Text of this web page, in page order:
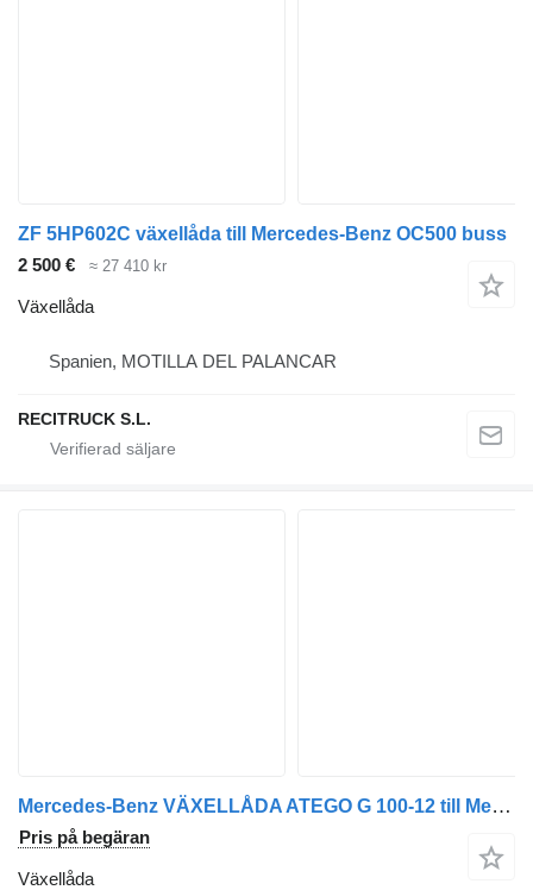
ZF 5HP602C växellåda till Mercedes-Benz OC500 buss
2 500 €
≈ 27 410 kr
Växellåda
Spanien, MOTILLA DEL PALANCAR
RECITRUCK S.L.
Mercedes-Benz VÄXELLÅDA ATEGO G 100-12 till Mercedes-Benz ATEGO 2 lastbil
Pris på begäran
Växellåda